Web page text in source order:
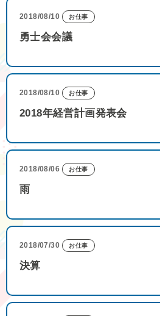
2018/08/10 お仕事
勇士会会議
2018/08/10 お仕事
2018年経営計画発表会
2018/08/06 お仕事
雨
2018/07/30 お仕事
決算